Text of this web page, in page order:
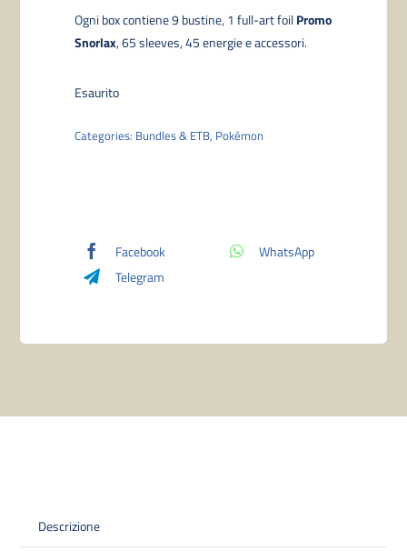
Ogni box contiene 9 bustine,1 full-art foilPromo
Snorlax,65 sleeves,45 energie e accessori.
Esaurito
Categories: Bundles & ETB, Pokémon
Facebook
WhatsApp
Telegram
Descrizione